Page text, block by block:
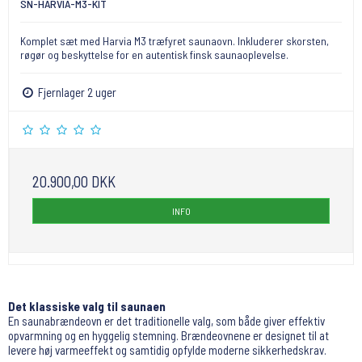
SN-HARVIA-M3-KIT
Komplet sæt med Harvia M3 træfyret saunaovn. Inkluderer skorsten,
røgør og beskyttelse for en autentisk finsk saunaoplevelse.
Fjernlager 2 uger
20.900,00 DKK
INFO
Det klassiske valg til saunaen
En saunabrændeovn er det traditionelle valg, som både giver effektiv
opvarmning og en hyggelig stemning. Brændeovnene er designet til at
levere høj varmeeffekt og samtidig opfylde moderne sikkerhedskrav.